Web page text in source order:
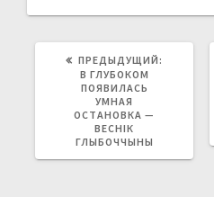
ПРЕДЫДУЩИЙ:
В ГЛУБОКОМ
ПОЯВИЛАСЬ
УМНАЯ
ОСТАНОВКА —
ВЕСНІК
ГЛЫБОЧЧЫНЫ